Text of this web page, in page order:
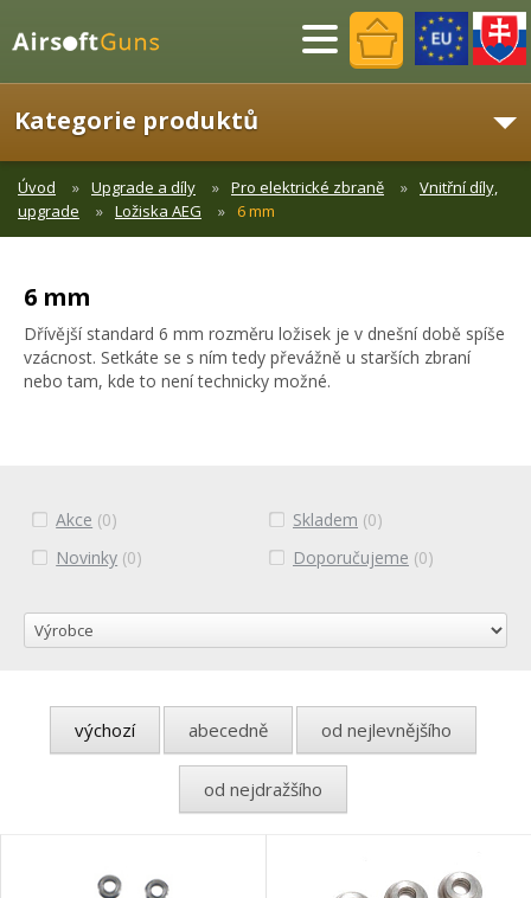
Menu
Kategorie produktů
Úvod Upgrade a díly Pro elektrické zbraně
Vnitřní díly,
upgrade
Ložiska AEG 6 mm
6 mm
Dřívější standard 6 mm rozměru ložisek je v dnešní době spíše
vzácnost. Setkáte se s ním tedy převážně u starších zbraní
nebo tam, kde to není technicky možné.
Akce (0) Skladem (0)
Novinky (0) Doporučujeme (0)
výchozí abecedně od nejlevnějšího
od nejdražšího